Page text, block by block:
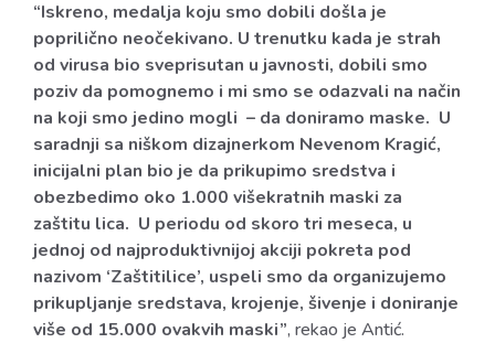
“Iskreno, medalja koju smo dobili došla je
poprilično neočekivano. U trenutku kada je strah
od virusa bio sveprisutan u javnosti, dobili smo
poziv da pomognemo i mi smo se odazvali na način
na koji smo jedino mogli – da doniramo maske. U
saradnji sa niškom dizajnerkom Nevenom Kragić,
inicijalni plan bio je da prikupimo sredstva i
obezbedimo oko 1.000 višekratnih maski za
zaštitu lica. U periodu od skoro tri meseca, u
jednoj od najproduktivnijoj akciji pokreta pod
nazivom ‘Zaštitilice’, uspeli smo da organizujemo
prikupljanje sredstava, krojenje, šivenje i doniranje
više od 15.000 ovakvih maski”, rekao je Antić.